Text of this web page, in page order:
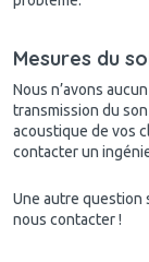
Mesures du
Nous n’avons
transmission du
acoustique de vos
contacter un
Une autre question
nous contacter !